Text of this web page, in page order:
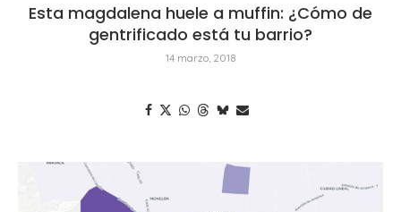
Esta magdalena huele a muffin: ¿Cómo de
gentrificado está tu barrio?
14 marzo, 2018